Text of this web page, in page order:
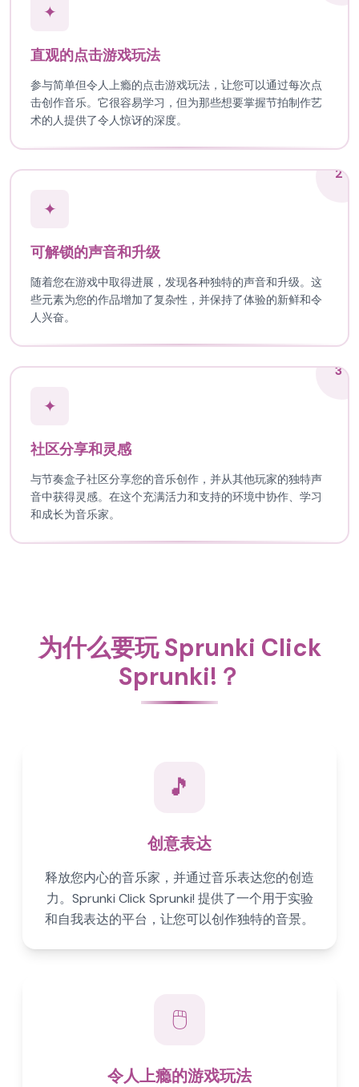
✦
直观的点击游戏玩法
参与简单但令人上瘾的点击游戏玩法，让您可以通过每次点
击创作音乐。它很容易学习，但为那些想要掌握节拍制作艺
术的人提供了令人惊讶的深度。
2
✦
可解锁的声音和升级
随着您在游戏中取得进展，发现各种独特的声音和升级。这
些元素为您的作品增加了复杂性，并保持了体验的新鲜和令
人兴奋。
3
✦
社区分享和灵感
与节奏盒子社区分享您的音乐创作，并从其他玩家的独特声
音中获得灵感。在这个充满活力和支持的环境中协作、学习
和成长为音乐家。
为什么要玩 Sprunki Click
Sprunki!？
🎵
创意表达
释放您内心的音乐家，并通过音乐表达您的创造
力。Sprunki Click Sprunki! 提供了一个用于实验
和自我表达的平台，让您可以创作独特的音景。
🖱️
令人上瘾的游戏玩法